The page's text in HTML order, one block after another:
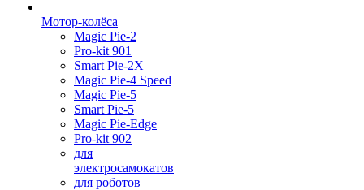
Мотор-колёса
Magic Pie-2
Pro-kit 901
Smart Pie-2X
Magic Pie-4 Speed
Magic Pie-5
Smart Pie-5
Magic Pie-Edge
Pro-kit 902
для
электросамокатов
для роботов